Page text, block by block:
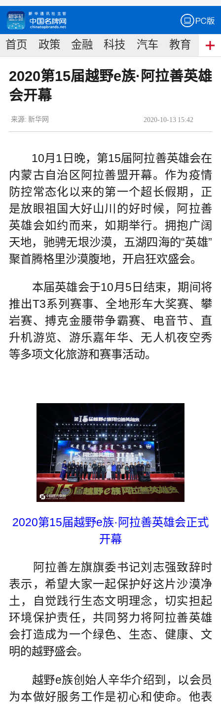
首页 政策 金融 科技 汽车 教育 食
2020第15届越野e族·阿拉善英雄
会开幕
2020-10-13 15:42
来源: 新华网
10月1日晚，第15届阿拉善英雄会在
内蒙古自治区阿拉善盟开幕。作为疫情
防控常态化以来的第一个超长假期，正
是放眼祖国大好山川的好时候，阿拉善
英雄会如约而来，如期举行。拥抱广阔
天地，驰骋无垠沙漠，五湖四海的“英雄”
聚首腾格里沙漠腹地，开启狂欢盛会。
本届英雄会于10月5日结束，期间将
推出T3系列赛事、全地形车大奖赛、攀
岩赛、搏克金腰带争霸赛、电音节、直
升机游览、游乐嘉年华、无人机夜空秀
等多项文化旅游和赛事活动。
2020第15届越野e族·阿拉善英雄会正式
开幕
阿拉善左旗旗委书记刘志强致辞时
表示，希望大家一起保护好这片沙漠净
土，自觉践行生态文明理念，切实担起
环境保护责任，共同努力将阿拉善英雄
会打造成为一个绿色、生态、健康、文
明的越野盛会。
越野e族创始人辛华介绍到，以会员
为本做好服务工作是初心和使命。他表